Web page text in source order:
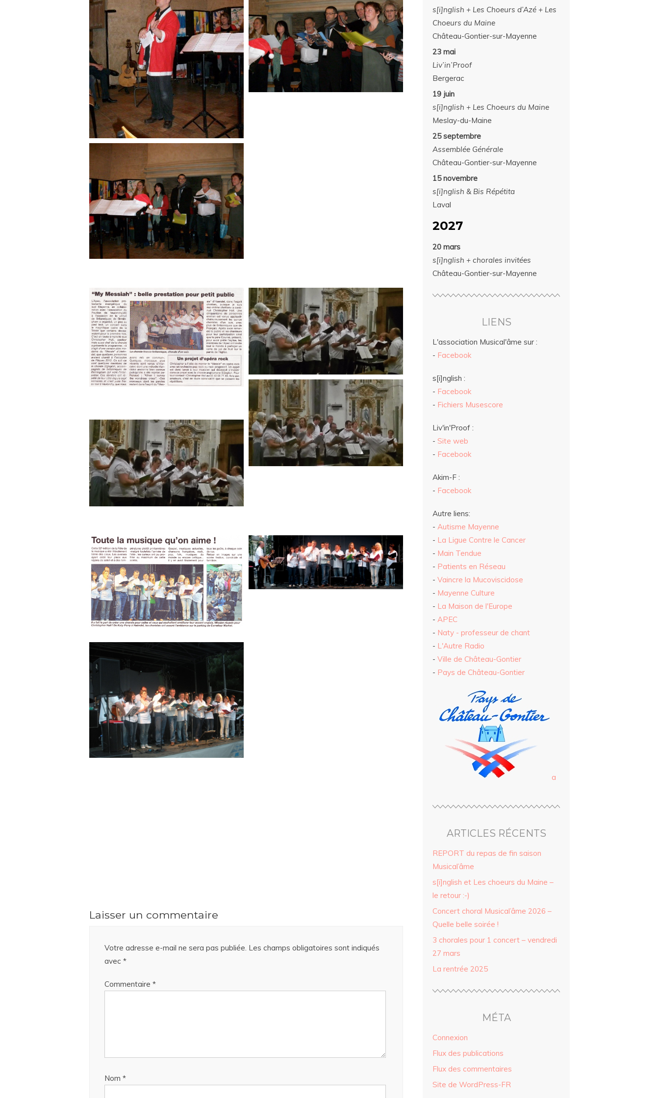
Laisser un commentaire
Votre adresse e-mail ne sera pas publiée. Les champs obligatoires sont indiqués
avec *
Commentaire *
Nom *
s[i]nglish + Les Choeurs d’Azé + Les
Choeurs du Maine
Château-Gontier-sur-Mayenne
23 mai
Liv’in’Proof
Bergerac
19 juin
s[i]nglish + Les Choeurs du Maine
Meslay-du-Maine
25 septembre
Assemblée Générale
Château-Gontier-sur-Mayenne
15 novembre
s[i]nglish & Bis Répétita
Laval
2027
20 mars
s[i]nglish + chorales invitées
Château-Gontier-sur-Mayenne
LIENS
L'association Musical'âme sur :
- Facebook
s[i]nglish :
- Facebook
- Fichiers Musescore
Liv'in'Proof :
- Site web
- Facebook
Akim-F :
- Facebook
Autre liens:
- Autisme Mayenne
- La Ligue Contre le Cancer
- Main Tendue
- Patients en Réseau
- Vaincre la Mucoviscidose
- Mayenne Culture
- La Maison de l'Europe
- APEC
- Naty - professeur de chant
- L'Autre Radio
- Ville de Château-Gontier
- Pays de Château-Gontier
a
ARTICLES RÉCENTS
REPORT du repas de fin saison
Musical’âme
s[i]nglish et Les choeurs du Maine –
le retour :-)
Concert choral Musical’âme 2026 –
Quelle belle soirée !
3 chorales pour 1 concert – vendredi
27 mars
La rentrée 2025
MÉTA
Connexion
Flux des publications
Flux des commentaires
Site de WordPress-FR